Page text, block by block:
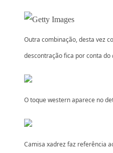
Outra combinação, desta vez
descontração fica por conta do
O toque western aparece no
Camisa xadrez faz referência